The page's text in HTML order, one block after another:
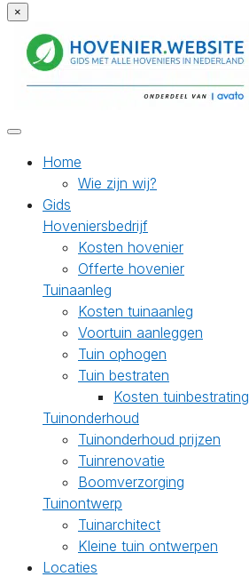
×
Home
Wie zijn wij?
Gids
Hoveniersbedrijf
Kosten hovenier
Offerte hovenier
Tuinaanleg
Kosten tuinaanleg
Voortuin aanleggen
Tuin ophogen
Tuin bestraten
Kosten tuinbestrating
Tuinonderhoud
Tuinonderhoud prijzen
Tuinrenovatie
Boomverzorging
Tuinontwerp
Tuinarchitect
Kleine tuin ontwerpen
Locaties